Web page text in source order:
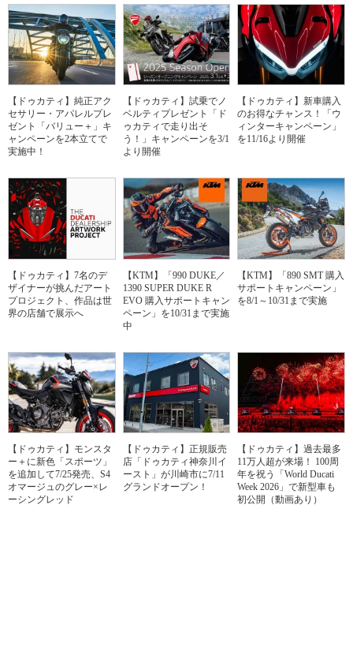
【ドゥカティ】純正アク
セサリー・アパレルプレ
ゼント「バリュー＋」キ
ャンペーンを2本立てで
実施中！
【ドゥカティ】試乗でノ
ベルティプレゼント「ド
ゥカティで走り出そ
う！」キャンペーンを3/1
より開催
【ドゥカティ】新車購入
のお得なチャンス！「ウ
ィンターキャンペーン」
を11/16より開催
【ドゥカティ】7名のデ
ザイナーが挑んだアート
プロジェクト、作品は世
界の店舗で展示へ
【KTM】「990 DUKE／
1390 SUPER DUKE R
EVO 購入サポートキャン
ペーン」を10/31まで実施
中
【KTM】「890 SMT 購入
サポートキャンペーン」
を8/1～10/31まで実施
【ドゥカティ】モンスタ
ー＋に新色「スポーツ」
を追加して7/25発売、S4
オマージュのグレー×レ
ーシングレッド
【ドゥカティ】正規販売
店「ドゥカティ神奈川イ
ースト」が川崎市に7/11
グランドオープン！
【ドゥカティ】過去最多
11万人超が来場！ 100周
年を祝う「World Ducati
Week 2026」で新型車も
初公開（動画あり）